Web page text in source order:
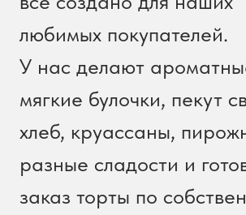
любимых покупателей.
У нас делают
мягкие булочки, пекут
хлеб, круассаны,
разные сладости и
заказ торты по